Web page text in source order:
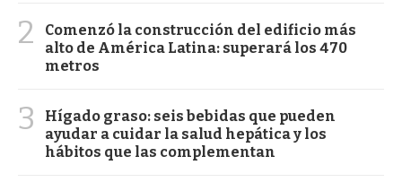
2
Comenzó la construcción del edificio más
alto de América Latina: superará los 470
metros
3
Hígado graso: seis bebidas que pueden
ayudar a cuidar la salud hepática y los
hábitos que las complementan